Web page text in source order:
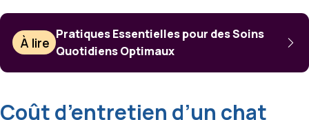
À lire
Pratiques Essentielles pour des Soins
Quotidiens Optimaux
Coût d’entretien d’un chat